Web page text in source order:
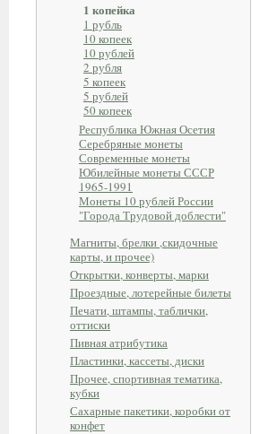
1 копейка
1 рубль
10 копеек
10 рублей
2 рубля
5 копеек
5 рублей
50 копеек
Республика Южная Осетия
Серебряные монеты
Современные монеты
Юбилейные монеты СССР
1965-1991
Монеты 10 рублей России
"Города Трудовой доблести"
Магниты, брелки ,скидочные
карты, и прочее)
Открытки, конверты, марки
Проездные, лотерейные билеты
Печати, штампы, таблички,
оттиски
Пивная атрибутика
Пластинки, кассеты, диски
Прочее, спортивная тематика,
кубки
Сахарные пакетики, коробки от
конфет